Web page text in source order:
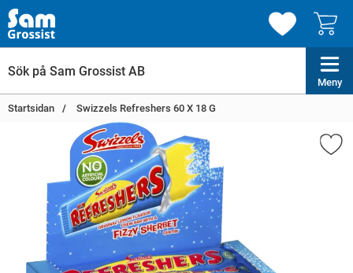
Meny
Startsidan Swizzels Refreshers 60 X 18 G